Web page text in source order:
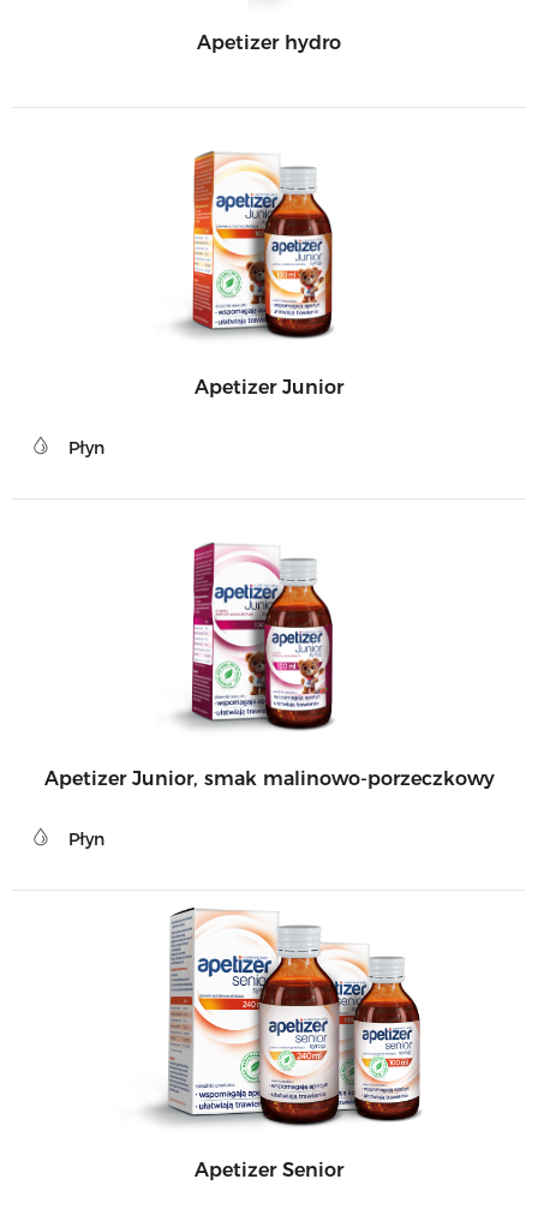
Apetizer hydro
Apetizer Junior
Płyn
Apetizer Junior, smak malinowo-porzeczkowy
Płyn
Apetizer Senior